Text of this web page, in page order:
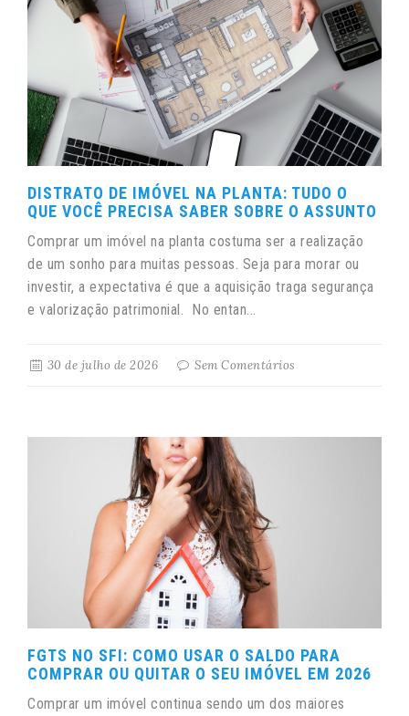
DISTRATO DE IMÓVEL NA PLANTA: TUDO O
QUE VOCÊ PRECISA SABER SOBRE O ASSUNTO
Comprar um imóvel na planta costuma ser a realização
de um sonho para muitas pessoas. Seja para morar ou
investir, a expectativa é que a aquisição traga segurança
e valorização patrimonial. No entan...
30 de julho de 2026 Sem Comentários
FGTS NO SFI: COMO USAR O SALDO PARA
COMPRAR OU QUITAR O SEU IMÓVEL EM 2026
Comprar um imóvel continua sendo um dos maiores